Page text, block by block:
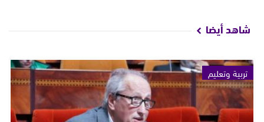
شاهد أيضا
تربية وتعليم